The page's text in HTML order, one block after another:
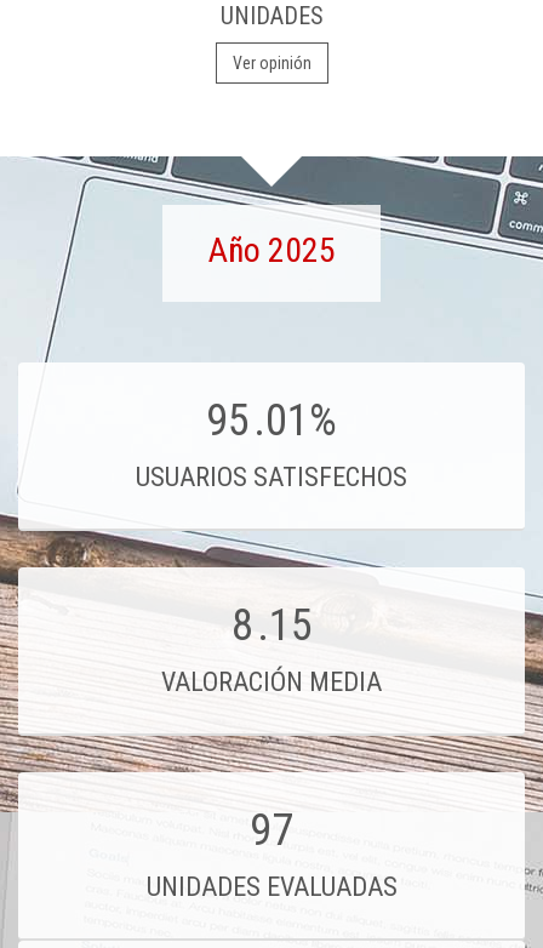
UNIDADES
Ver opinión
Año 2025
95.01%
USUARIOS SATISFECHOS
8.15
VALORACIÓN MEDIA
97
UNIDADES EVALUADAS